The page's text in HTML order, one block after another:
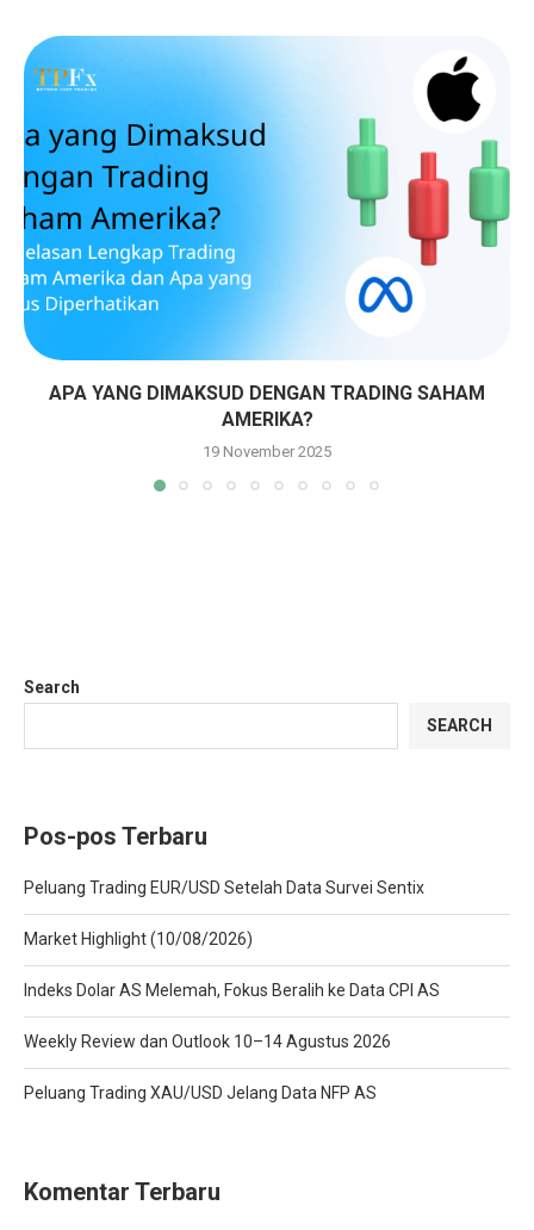
APA YANG DIMAKSUD DENGAN TRADING SAHAM
AMERIKA?
19 November 2025
Search
SEARCH
Pos-pos Terbaru
Peluang Trading EUR/USD Setelah Data Survei Sentix
Market Highlight (10/08/2026)
Indeks Dolar AS Melemah, Fokus Beralih ke Data CPI AS
Weekly Review dan Outlook 10–14 Agustus 2026
Peluang Trading XAU/USD Jelang Data NFP AS
Komentar Terbaru